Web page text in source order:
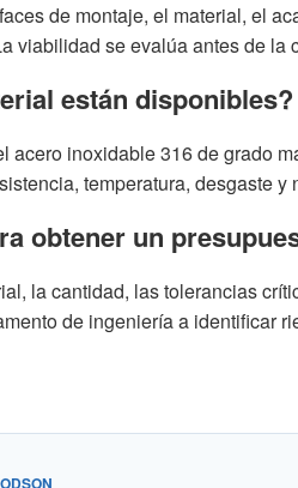
de montaje, el material, el
viabilidad se evalúa antes de
están disponibles?
acero inoxidable 316 de grado
temperatura, desgaste y
obtener un
la cantidad, las tolerancias
de ingeniería a identificar